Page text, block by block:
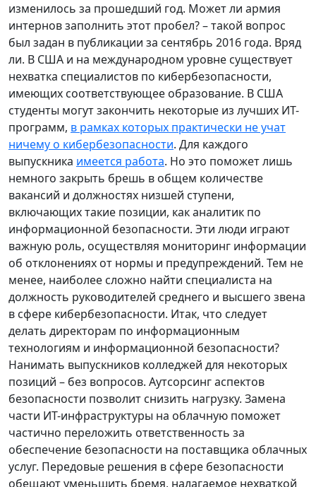
изменилось за прошедший год. Может ли армия
интернов заполнить этот пробел? – такой вопрос
был задан в публикации за сентябрь 2016 года. Вряд
ли. В США и на международном уровне существует
нехватка специалистов по кибербезопасности,
имеющих соответствующее образование. В США
студенты могут закончить некоторые из лучших ИТ-
программ, в рамках которых практически не учат
ничему о кибербезопасности. Для каждого
выпускника имеется работа. Но это поможет лишь
немного закрыть брешь в общем количестве
вакансий и должностях низшей ступени,
включающих такие позиции, как аналитик по
информационной безопасности. Эти люди играют
важную роль, осуществляя мониторинг информации
об отклонениях от нормы и предупреждений. Тем не
менее, наиболее сложно найти специалиста на
должность руководителей среднего и высшего звена
в сфере кибербезопасности. Итак, что следует
делать директорам по информационным
технологиям и информационной безопасности?
Нанимать выпускников колледжей для некоторых
позиций – без вопросов. Аутсорсинг аспектов
безопасности позволит снизить нагрузку. Замена
части ИТ-инфраструктуры на облачную поможет
частично переложить ответственность за
обеспечение безопасности на поставщика облачных
услуг. Передовые решения в сфере безопасности
обещают уменьшить бремя, налагаемое нехваткой